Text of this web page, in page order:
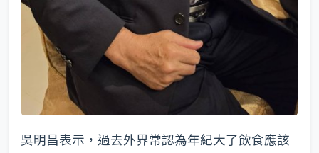
吳明昌表示，過去外界常認為年紀大了飲食應該